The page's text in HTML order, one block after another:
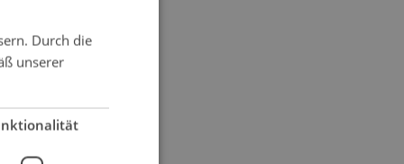
Durch die
unserer